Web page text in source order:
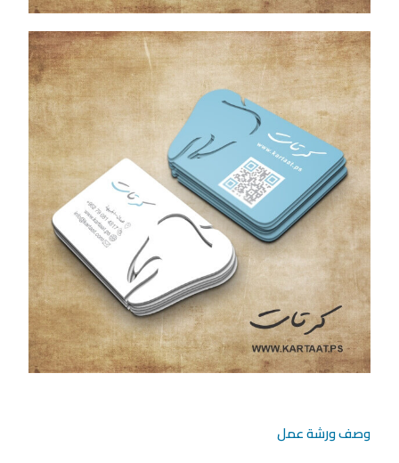
وصف ورشة عمل